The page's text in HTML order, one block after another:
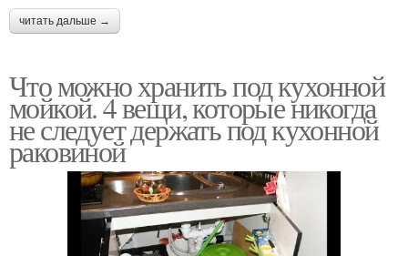
читать дальше →
Что можно хранить под кухонной
мойкой. 4 вещи, которые никогда
не следует держать под кухонной
раковиной